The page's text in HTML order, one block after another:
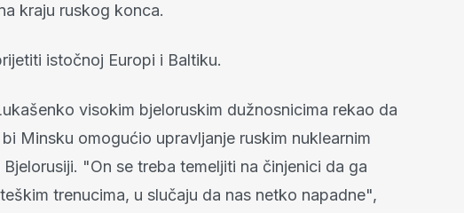
kraju ruskog konca.
istočnoj Europi i Baltiku.
visokim bjeloruskim dužnosnicima rekao da
Minsku omogućio upravljanje ruskim nuklearnim
"On se treba temeljiti na činjenici da ga
trenucima, u slučaju da nas netko napadne",